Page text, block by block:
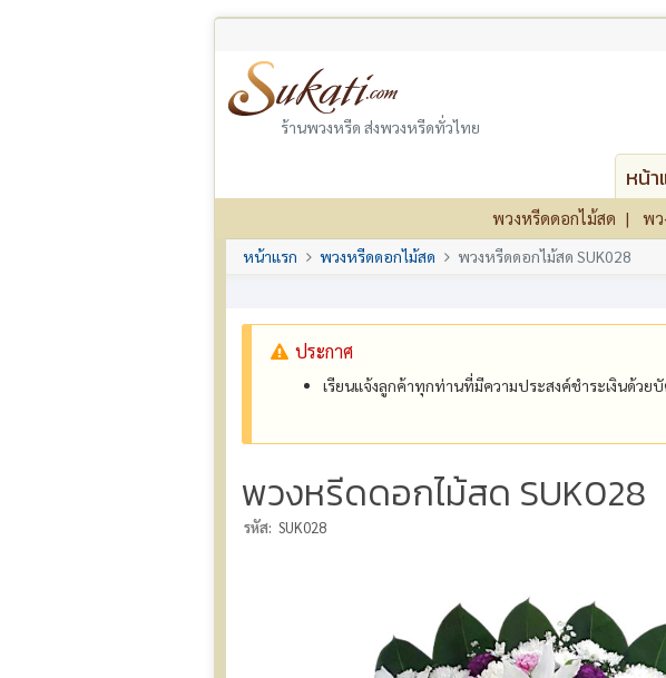
ร้านพวงหรีด ส่งพวงหรีดทั่วไทย
หน้า
พวงหรีดดอกไม้สด พว
หน้าแรก พวงหรีดดอกไม้สด พวงหรีดดอกไม้สด SUK028
ประกาศ
เรียนแจ้งลูกค้าทุกท่านที่มีความประสงค์ชำระเงินด้ว
พวงหรีดดอกไม้สด SUK028
รหัส: SUK028